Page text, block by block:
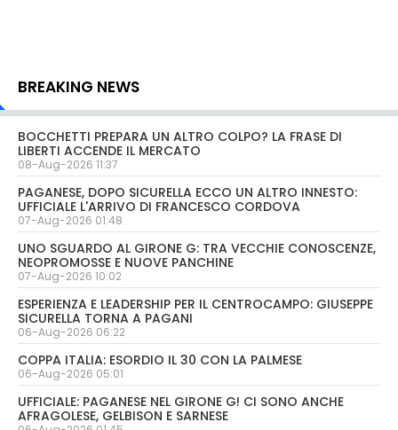
BREAKING NEWS
BOCCHETTI PREPARA UN ALTRO COLPO? LA FRASE DI
LIBERTI ACCENDE IL MERCATO
08-Aug-2026 11:37
PAGANESE, DOPO SICURELLA ECCO UN ALTRO INNESTO:
UFFICIALE L'ARRIVO DI FRANCESCO CORDOVA
07-Aug-2026 01:48
UNO SGUARDO AL GIRONE G: TRA VECCHIE CONOSCENZE,
NEOPROMOSSE E NUOVE PANCHINE
07-Aug-2026 10:02
ESPERIENZA E LEADERSHIP PER IL CENTROCAMPO: GIUSEPPE
SICURELLA TORNA A PAGANI
06-Aug-2026 06:22
COPPA ITALIA: ESORDIO IL 30 CON LA PALMESE
06-Aug-2026 05:01
UFFICIALE: PAGANESE NEL GIRONE G! CI SONO ANCHE
AFRAGOLESE, GELBISON E SARNESE